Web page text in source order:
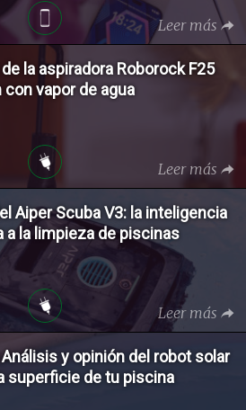
Leer más
la aspiradora Roborock F25
con vapor de agua
Leer más
Aiper Scuba V3: la inteligencia
a la limpieza de piscinas
Leer más
y opinión del robot solar
superficie de tu piscina